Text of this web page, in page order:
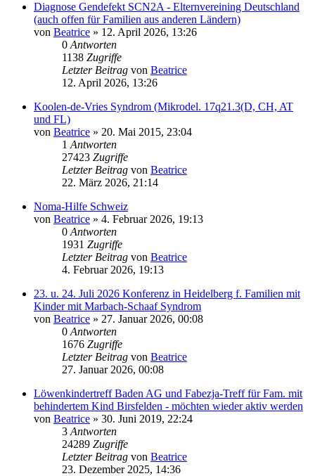
Diagnose Gendefekt SCN2A - Elternvereining Deutschland
(auch offen für Familien aus anderen Ländern)
von Beatrice » 12. April 2026, 13:26
0 Antworten
1138 Zugriffe
Letzter Beitrag von Beatrice
12. April 2026, 13:26
Koolen-de-Vries Syndrom (Mikrodel. 17q21.3(D, CH, AT
und FL)
von Beatrice » 20. Mai 2015, 23:04
1 Antworten
27423 Zugriffe
Letzter Beitrag von Beatrice
22. März 2026, 21:14
Noma-Hilfe Schweiz
von Beatrice » 4. Februar 2026, 19:13
0 Antworten
1931 Zugriffe
Letzter Beitrag von Beatrice
4. Februar 2026, 19:13
23. u. 24. Juli 2026 Konferenz in Heidelberg f. Familien mit
Kinder mit Marbach-Schaaf Syndrom
von Beatrice » 27. Januar 2026, 00:08
0 Antworten
1676 Zugriffe
Letzter Beitrag von Beatrice
27. Januar 2026, 00:08
Löwenkindertreff Baden AG und Fabezja-Treff für Fam. mit
behindertem Kind Birsfelden - möchten wieder aktiv werden
von Beatrice » 30. Juni 2019, 22:24
3 Antworten
24289 Zugriffe
Letzter Beitrag von Beatrice
23. Dezember 2025, 14:36